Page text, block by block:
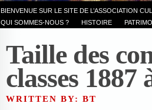
BIENVENUE SUR LE SITE DE L’ASSOCIATION
QUI SOMMES-NOUS ?
HISTOIRE
Taille des
classes 1887
WRITTEN BY: BT